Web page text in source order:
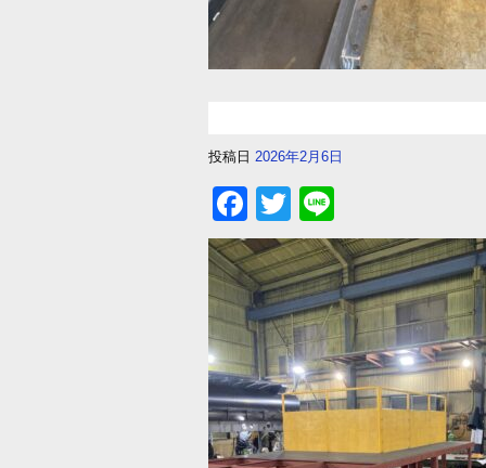
投稿日 2026年2月6日
F
a
c
e
b
o
o
k
T
wi
tt
er
n
e